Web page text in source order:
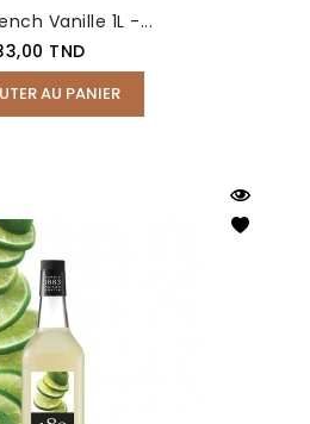
Vanille 1L -...
TND
AU PANIER